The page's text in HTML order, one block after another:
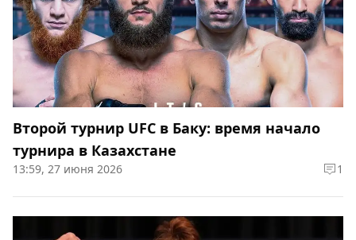
Второй турнир UFC в Баку: время начало
турнира в Казахстане
13:59, 27 июня 2026 1